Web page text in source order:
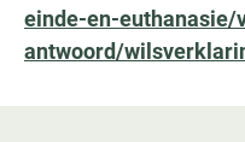
einde-en-euthanasie/
antwoord/